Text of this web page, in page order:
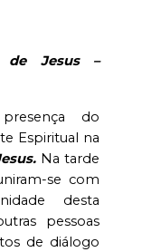
de Jesus –
do
Espiritual na
Na tarde
se com
desta
pessoas
de diálogo